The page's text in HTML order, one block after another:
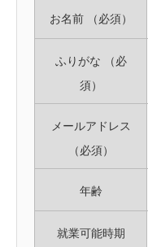
お名前 （必須）
ふりがな
（必
須）
メールアドレス
（必須）
年齢
就業可能時期